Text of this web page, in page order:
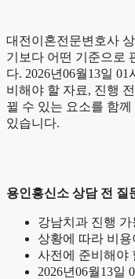
대전이혼전문변호사
기보다 어떤 기준으로
다. 2026년06월13일
비해야 할 자료, 진행
뀔 수 있는 요소를 함
있습니다.
용인흥신소 상담 전 질
강남치과 진행
상황에 따라 비용
사전에 준비해야
2026년06월13일